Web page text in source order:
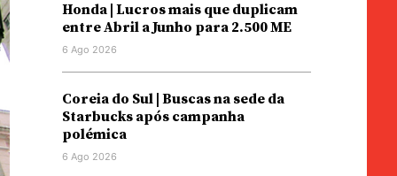
Honda | Lucros mais que duplicam
entre Abril a Junho para 2.500 ME
6 Ago 2026
Coreia do Sul | Buscas na sede da
Starbucks após campanha
polémica
6 Ago 2026